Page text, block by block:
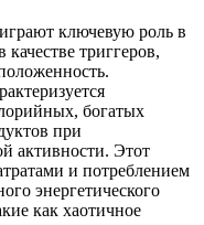
ключевую роль в
триггеров,
богатых
при
активности. Этот
и потреблением
энергетического
как хаотичное